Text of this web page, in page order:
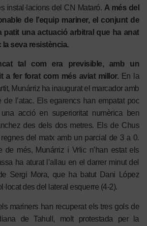
instal·lacions del CN Mataró. A més del
de l’equip mariner, el conjunt de
patit una actuació arbitral que ha anat
la seva resistència.
tal com era previsible, amb un
a fer forat com més aviat millor. En la
Munárriz ha inaugurat el marcador amb
de l’atac. Els egarencs han empatat poc
acció en superioritat numèrica ben
des dels dos metres. Els de Chus
del matx amb un parcial de 3 a 0.
de més, Munárriz i Vrlic n’han estat els
ha aturat l’allau en el darrer minut del
Sergi Mora, que ha batut Dani López
des del lateral esquerre (4-2).
mariners han recuperat els tres gols de
de Tahull, molt protestada per la